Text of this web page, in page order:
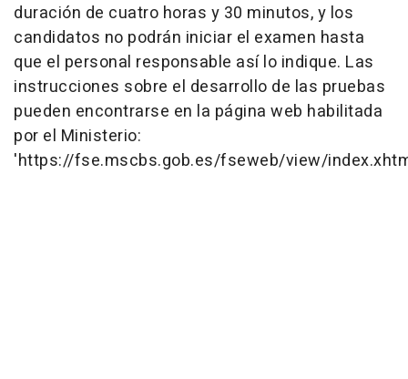
duración de cuatro horas y 30 minutos, y los
candidatos no podrán iniciar el examen hasta
que el personal responsable así lo indique. Las
instrucciones sobre el desarrollo de las pruebas
pueden encontrarse en la página web habilitada
por el Ministerio:
'https://fse.mscbs.gob.es/fseweb/view/